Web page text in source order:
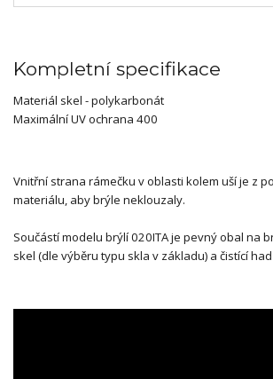
Kompletní specifikace
Materiál skel - polykarbonát
Maximální UV ochrana 400
Vnitřní strana rámečku v oblasti kolem uší je z
materiálu, aby brýle neklouzaly.
Součástí modelu brýlí 020ITA je pevný obal na
skel (dle výběru typu skla v základu) a čistící